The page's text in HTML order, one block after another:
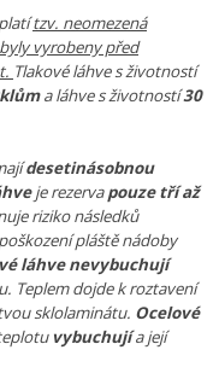
platítzv. neomezená
vyrobeny před
Tlakové láhve s životností
a láhve s životností30
desetinásobnou
je rezervapouze tří až
riziko následků
pláště nádoby
láhve nevybuchují
Teplem dojde k roztavení
sklolaminátu. Ocelové
vybuchujía její